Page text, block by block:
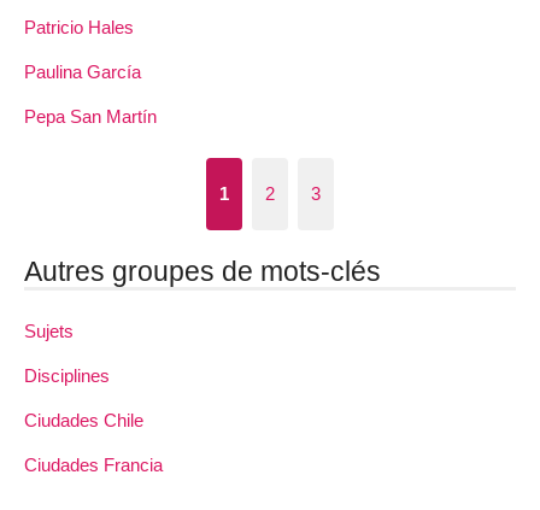
Patricio Hales
Paulina García
Pepa San Martín
1 2 3
Autres groupes de mots-clés
Sujets
Disciplines
Ciudades Chile
Ciudades Francia